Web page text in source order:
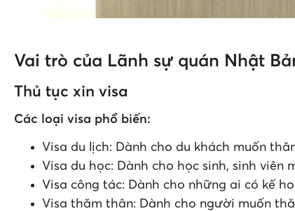
Vai trò của Lãnh sự quán Nhật
Thủ tục xin visa
Các loại visa phổ biến:
Visa du lịch: Dành cho du khách muốn
Visa du học: Dành cho học sinh, sinh
Visa công tác: Dành cho những ai có kế
Visa thăm thân: Dành cho người muốn